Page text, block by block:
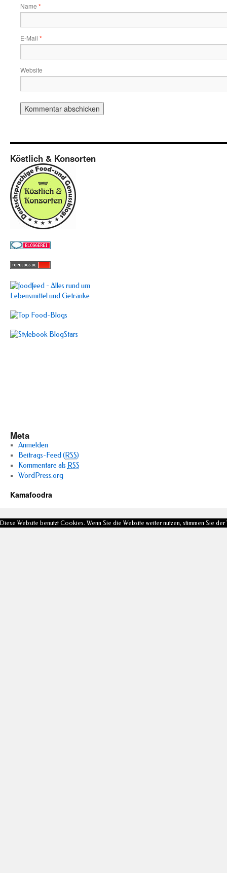
Name *
E-Mail *
Website
Köstlich & Konsorten
Meta
Anmelden
Beitrags-Feed (RSS)
Kommentare als RSS
WordPress.org
Kamafoodra
Diese Website benutzt Cookies. Wenn Sie die Website weiter nutzen, stimmen Sie